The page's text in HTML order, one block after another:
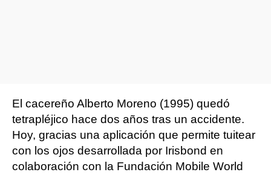
El cacereño Alberto Moreno (1995) quedó
tetrapléjico hace dos años tras un accidente.
Hoy, gracias una aplicación que permite tuitear
con los ojos desarrollada por Irisbond en
colaboración con la Fundación Mobile World